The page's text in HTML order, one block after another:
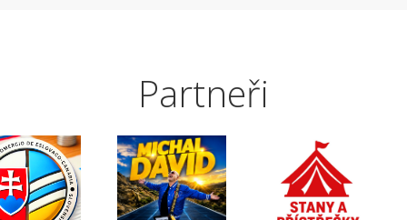
Partneři